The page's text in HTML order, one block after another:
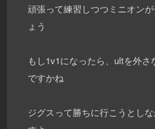
頑張って練習しつつミニオン
ょう
もし1v1になったら、ultを外
ですかね
ジグスって勝ちに行こうとし